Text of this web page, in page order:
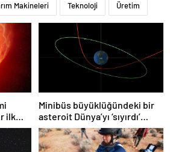
Makineleri Teknoloji Üretim
ilk
Minibüs büyüklüğündeki bir
asteroit Dünya’yı ‘sıyırdı’
geçti